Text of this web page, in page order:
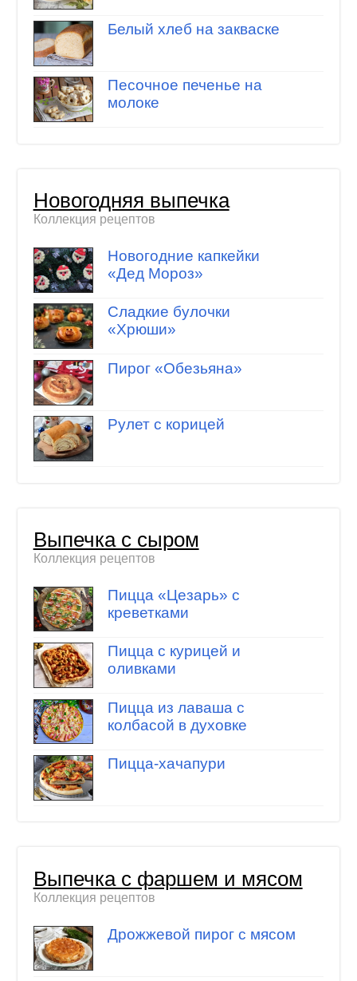
Белый хлеб на закваске
Песочное печенье на
молоке
Новогодняя выпечка
Коллекция рецептов
Новогодние капкейки
«Дед Мороз»
Сладкие булочки
«Хрюши»
Пирог «Обезьяна»
Рулет с корицей
Выпечка с сыром
Коллекция рецептов
Пицца «Цезарь» с
креветками
Пицца с курицей и
оливками
Пицца из лаваша с
колбасой в духовке
Пицца-хачапури
Выпечка с фаршем и мясом
Коллекция рецептов
Дрожжевой пирог с мясом